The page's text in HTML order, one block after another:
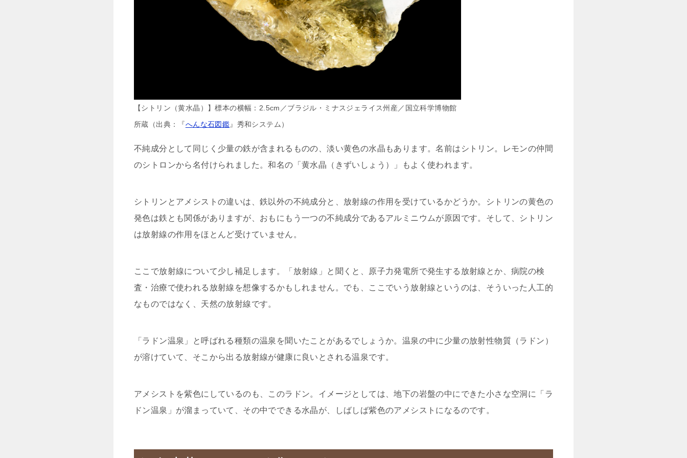
【シトリン（黄水晶）】標本の横幅：2.5cm／ブラジル・ミナスジェライス州産／国立科学博物館
所蔵（出典：『へんな石図鑑』秀和システム）
不純成分として同じく少量の鉄が含まれるものの、淡い黄色の水晶もあります。名前はシトリン。レモンの仲間
のシトロンから名付けられました。和名の「黄水晶（きずいしょう）」もよく使われます。
シトリンとアメシストの違いは、鉄以外の不純成分と、放射線の作用を受けているかどうか。シトリンの黄色の
発色は鉄とも関係がありますが、おもにもう一つの不純成分であるアルミニウムが原因です。そして、シトリン
は放射線の作用をほとんど受けていません。
ここで放射線について少し補足します。「放射線」と聞くと、原子力発電所で発生する放射線とか、病院の検
査・治療で使われる放射線を想像するかもしれません。でも、ここでいう放射線というのは、そういった人工的
なものではなく、天然の放射線です。
「ラドン温泉」と呼ばれる種類の温泉を聞いたことがあるでしょうか。温泉の中に少量の放射性物質（ラドン）
が溶けていて、そこから出る放射線が健康に良いとされる温泉です。
アメシストを紫色にしているのも、このラドン。イメージとしては、地下の岩盤の中にできた小さな空洞に「ラ
ドン温泉」が溜まっていて、その中でできる水晶が、しばしば紫色のアメシストになるのです。